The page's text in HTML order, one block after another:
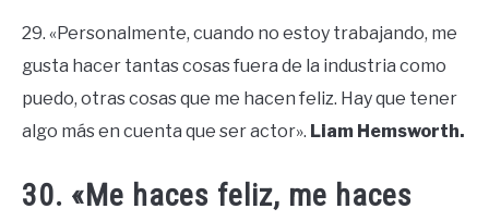
29. «Personalmente, cuando no estoy trabajando, me
gusta hacer tantas cosas fuera de la industria como
puedo, otras cosas que me hacen feliz. Hay que tener
algo más en cuenta que ser actor». Liam Hemsworth.
30. «Me haces feliz, me haces